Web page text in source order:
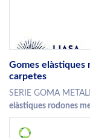
Gomes elàstiques
carpetes
SERIE GOMA
elàstiques rodones